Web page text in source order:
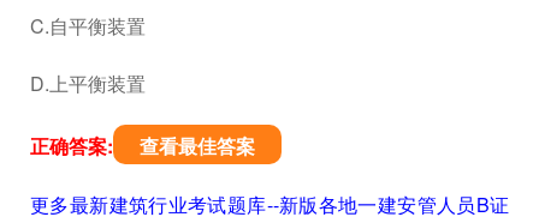
C.自平衡装置
D.上平衡装置
正确答案: 查看最佳答案
更多最新建筑行业考试题库--新版各地一建安管人员B证